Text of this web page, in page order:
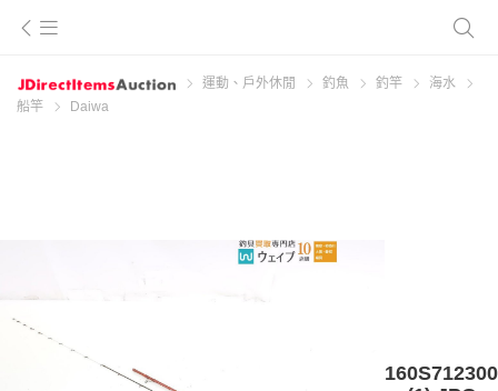
運動、戶外休閒 釣魚 釣竿
海水
船竿
Daiwa
160S712300